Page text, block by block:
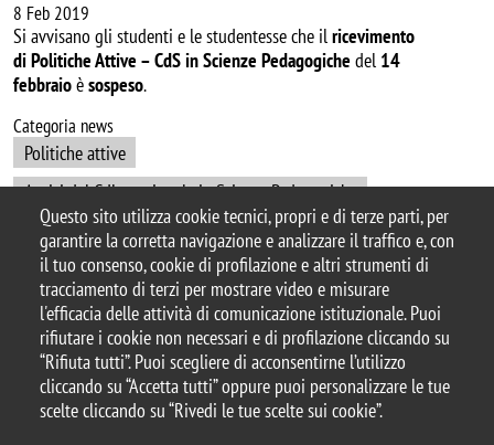
Questo sito utilizza cookie tecnici, propri e di terze parti, per
garantire la corretta navigazione e analizzare il traffico e, con
il tuo consenso, cookie di profilazione e altri strumenti di
tracciamento di terzi per mostrare video e misurare
l'efficacia delle attività di comunicazione istituzionale. Puoi
rifiutare i cookie non necessari e di profilazione cliccando su
“Rifiuta tutti”. Puoi scegliere di acconsentirne l’utilizzo
cliccando su “Accetta tutti” oppure puoi personalizzare le tue
scelte cliccando su “Rivedi le tue scelte sui cookie”.
8 Feb 2019
Si avvisano gli studenti e le studentesse che ilricevimento
di Politiche Attive – CdS in Scienze Pedagogiche del 14
febbraioèsospeso.
Categoria news
Politiche attive
Avvisi del CdL magistrale in Scienze Pedagogiche
© 2025 Università degli Studi di Milano-Bicocca
Piazza dell'Ateneo Nuovo, 1 - 20126, Milano
Casella PEC:ateneo.bicocca@pec.unimib.it
P.I. 12621570154 |
redazioneweb.formazione@unimib.it